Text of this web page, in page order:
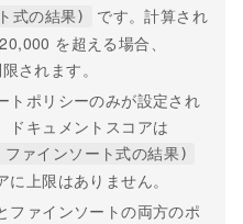
式の結果)
です。計算され
を超える場合、
されます。
トポリシーのみが設定され
ドキュメントスコアは
ァインソート式の結果)
に上限はありません。
ファインソートの両方のポ